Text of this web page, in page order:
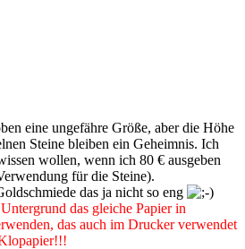
eine ungefähre Größe, aber die Höhe
Steine bleiben ein Geheimnis. Ich
wollen, wenn ich 80 € ausgeben
für die Steine).
das ja nicht so eng
das gleiche Papier in
das auch im Drucker verwendet